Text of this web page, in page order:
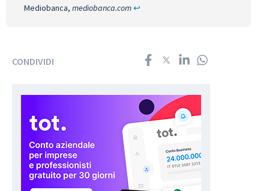
Mediobanca, mediobanca.com↩︎
CONDIVIDI